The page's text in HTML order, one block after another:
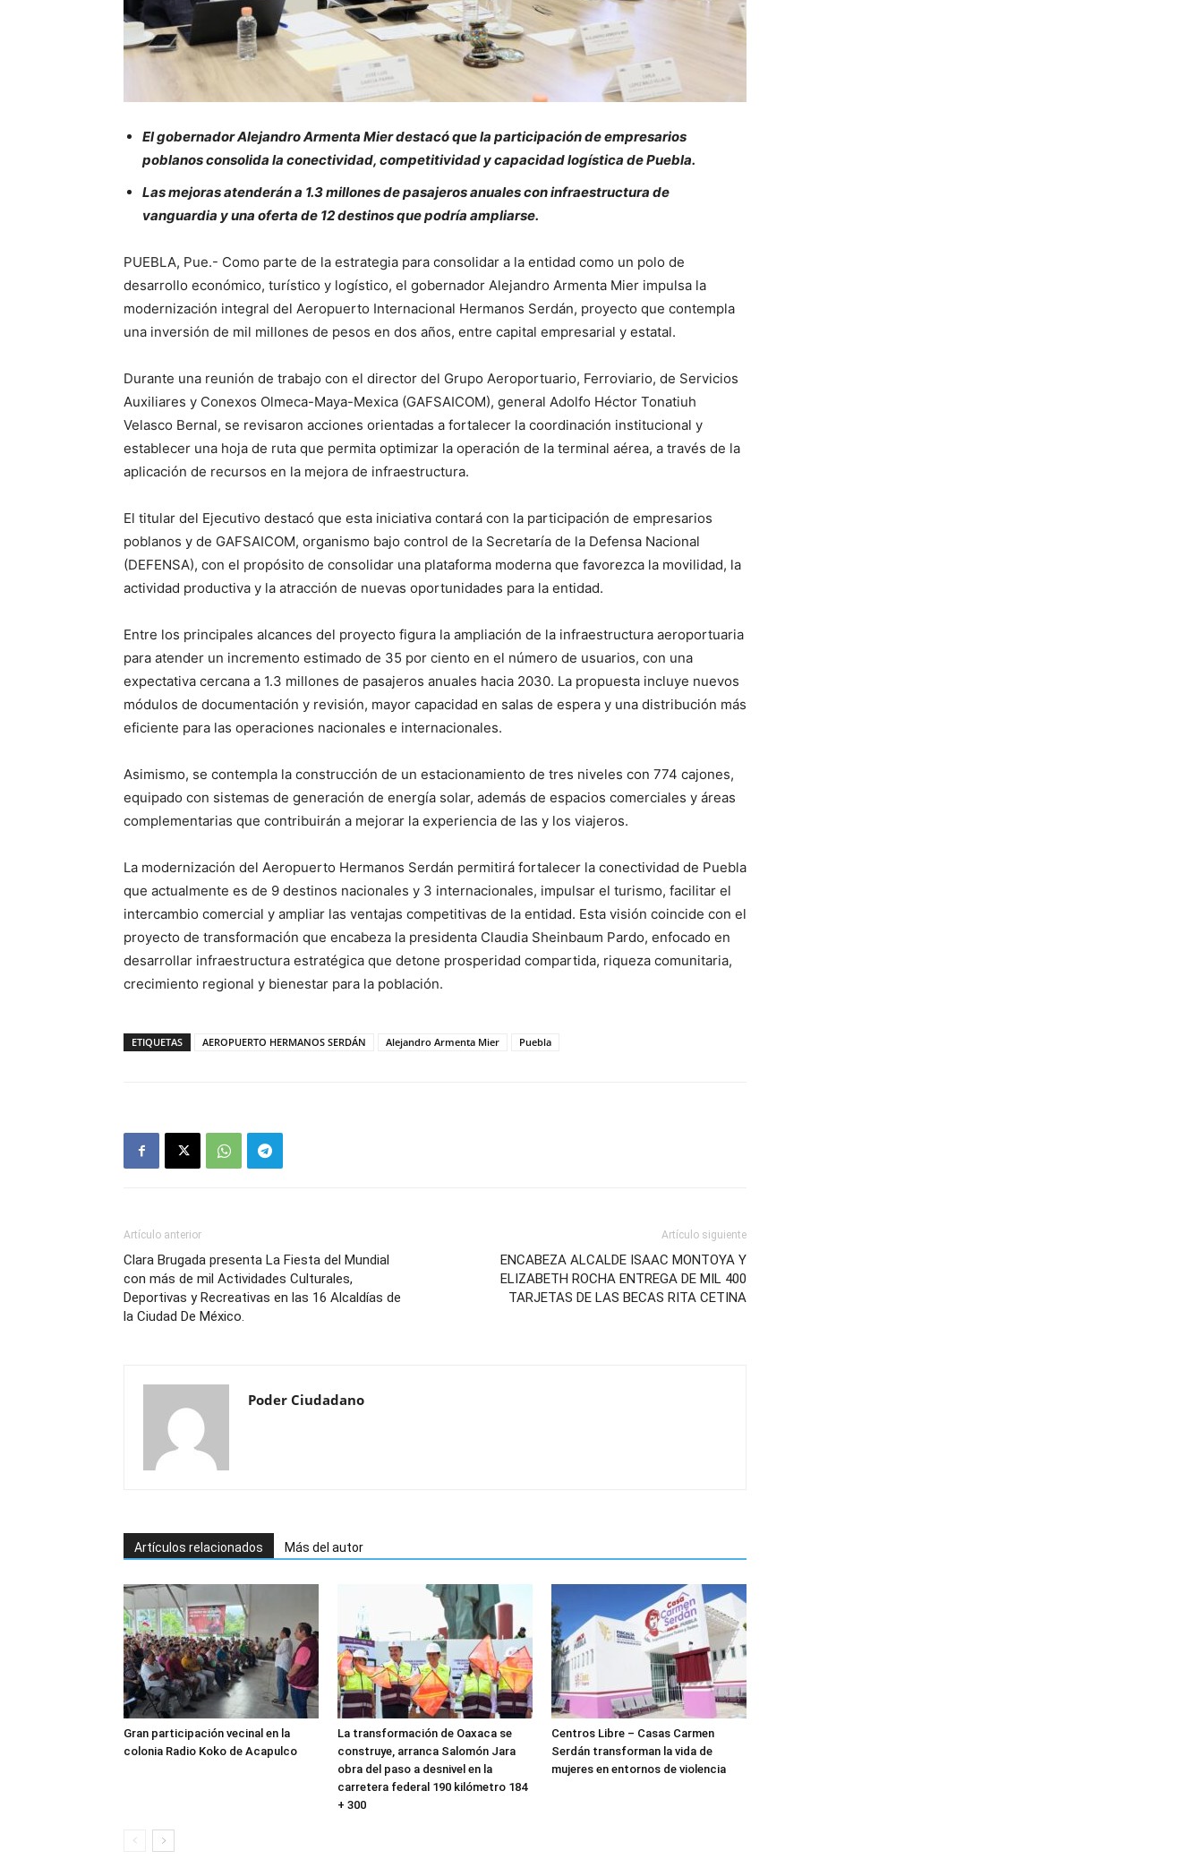
El gobernador Alejandro Armenta Mier destacó que la participación de empresarios
poblanos consolida la conectividad, competitividad y capacidad logística de Puebla.
Las mejoras atenderán a 1.3 millones de pasajeros anuales con infraestructura de
vanguardia y una oferta de 12 destinos que podría ampliarse.
PUEBLA, Pue.- Como parte de la estrategia para consolidar a la entidad como un polo de
desarrollo económico, turístico y logístico, el gobernador Alejandro Armenta Mier impulsa la
modernización integral del Aeropuerto Internacional Hermanos Serdán, proyecto que contempla
una inversión de mil millones de pesos en dos años, entre capital empresarial y estatal.
Durante una reunión de trabajo con el director del Grupo Aeroportuario, Ferroviario, de Servicios
Auxiliares y Conexos Olmeca-Maya-Mexica (GAFSAICOM), general Adolfo Héctor Tonatiuh
Velasco Bernal, se revisaron acciones orientadas a fortalecer la coordinación institucional y
establecer una hoja de ruta que permita optimizar la operación de la terminal aérea, a través de la
aplicación de recursos en la mejora de infraestructura.
El titular del Ejecutivo destacó que esta iniciativa contará con la participación de empresarios
poblanos y de GAFSAICOM, organismo bajo control de la Secretaría de la Defensa Nacional
(DEFENSA), con el propósito de consolidar una plataforma moderna que favorezca la movilidad, la
actividad productiva y la atracción de nuevas oportunidades para la entidad.
Entre los principales alcances del proyecto figura la ampliación de la infraestructura aeroportuaria
para atender un incremento estimado de 35 por ciento en el número de usuarios, con una
expectativa cercana a 1.3 millones de pasajeros anuales hacia 2030. La propuesta incluye nuevos
módulos de documentación y revisión, mayor capacidad en salas de espera y una distribución más
eficiente para las operaciones nacionales e internacionales.
Asimismo, se contempla la construcción de un estacionamiento de tres niveles con 774 cajones,
equipado con sistemas de generación de energía solar, además de espacios comerciales y áreas
complementarias que contribuirán a mejorar la experiencia de las y los viajeros.
La modernización del Aeropuerto Hermanos Serdán permitirá fortalecer la conectividad de Puebla
que actualmente es de 9 destinos nacionales y 3 internacionales, impulsar el turismo, facilitar el
intercambio comercial y ampliar las ventajas competitivas de la entidad. Esta visión coincide con el
proyecto de transformación que encabeza la presidenta Claudia Sheinbaum Pardo, enfocado en
desarrollar infraestructura estratégica que detone prosperidad compartida, riqueza comunitaria,
crecimiento regional y bienestar para la población.
ETIQUETAS AEROPUERTO HERMANOS SERDÁN Alejandro Armenta Mier Puebla
Artículo anterior
Clara Brugada presenta La Fiesta del Mundial
con más de mil Actividades Culturales,
Deportivas y Recreativas en las 16 Alcaldías de
la Ciudad De México.
Artículo siguiente
ENCABEZA ALCALDE ISAAC MONTOYA Y
ELIZABETH ROCHA ENTREGA DE MIL 400
TARJETAS DE LAS BECAS RITA CETINA
Poder Ciudadano
Artículos relacionados Más del autor
Gran participación vecinal en la
colonia Radio Koko de Acapulco
La transformación de Oaxaca se
construye, arranca Salomón Jara
obra del paso a desnivel en la
carretera federal 190 kilómetro 184
+ 300
Centros Libre – Casas Carmen
Serdán transforman la vida de
mujeres en entornos de violencia